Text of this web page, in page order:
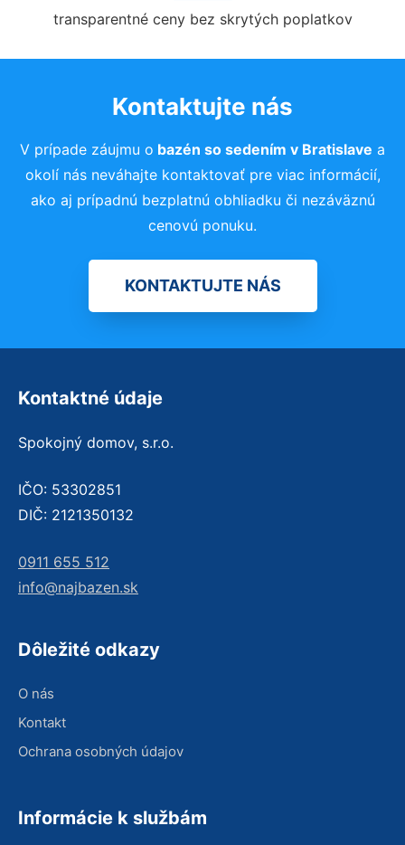
transparentné ceny bez skrytých poplatkov
Kontaktujte nás
V prípade záujmu o bazén so sedením v Bratislave a
okolí nás neváhajte kontaktovať pre viac informácií,
ako aj prípadnú bezplatnú obhliadku či nezáväznú
cenovú ponuku.
KONTAKTUJTE NÁS
Kontaktné údaje
Spokojný domov, s.r.o.
IČO: 53302851
DIČ: 2121350132
0911 655 512
info@najbazen.sk
Dôležité odkazy
O nás
Kontakt
Ochrana osobných údajov
Informácie k službám